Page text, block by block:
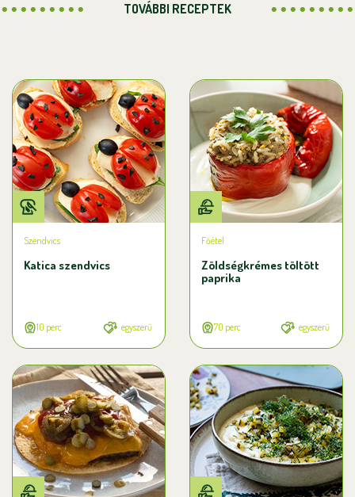
TOVÁBBI RECEPTEK
Szendvics
Katica szendvics
10 perc egyszerű
Főétel
Zöldségkrémes töltött
paprika
70 perc egyszerű